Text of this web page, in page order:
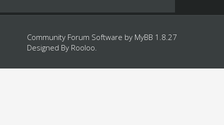
Community Forum Software by MyBB 1.8.27
Designed By Rooloo.